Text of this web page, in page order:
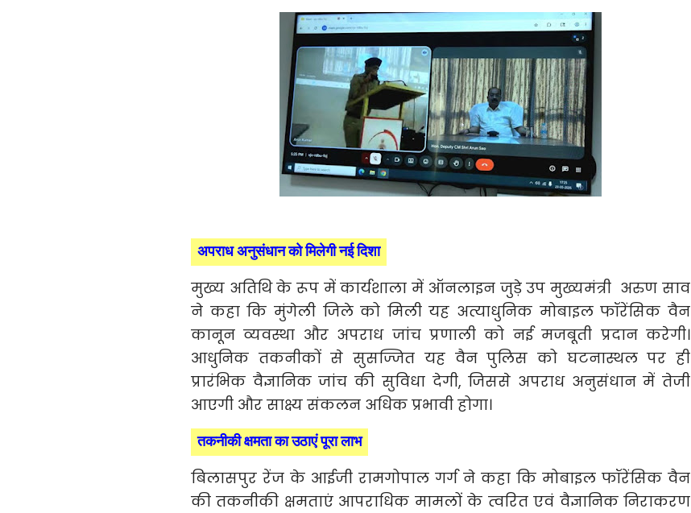
अपराध अनुसंधान को मिलेगी नई दिशा
मुख्य अतिथि के रूप में कार्यशाला में ऑनलाइन जुड़े उप मुख्यमंत्री अरुण साव
ने कहा कि मुंगेली जिले को मिली यह अत्याधुनिक मोबाइल फॉरेंसिक वैन
कानून व्यवस्था और अपराध जांच प्रणाली को नई मजबूती प्रदान करेगी।
आधुनिक तकनीकों से सुसज्जित यह वैन पुलिस को घटनास्थल पर ही
प्रारंभिक वैज्ञानिक जांच की सुविधा देगी, जिससे अपराध अनुसंधान में तेजी
आएगी और साक्ष्य संकलन अधिक प्रभावी होगा।
तकनीकी क्षमता का उठाएं पूरा लाभ
बिलासपुर रेंज के आईजी रामगोपाल गर्ग ने कहा कि मोबाइल फॉरेंसिक वैन
की तकनीकी क्षमताएं आपराधिक मामलों के त्वरित एवं वैज्ञानिक निराकरण